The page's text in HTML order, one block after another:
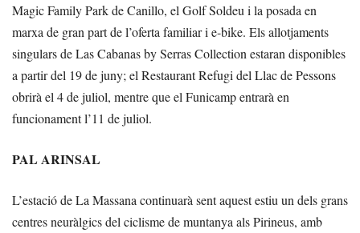
Magic Family Park de Canillo, el Golf Soldeu i la posada en
marxa de gran part de l’oferta familiar i e-bike. Els allotjaments
singulars de Las Cabanas by Serras Collection estaran disponibles
a partir del 19 de juny; el Restaurant Refugi del Llac de Pessons
obrirà el 4 de juliol, mentre que el Funicamp entrarà en
funcionament l’11 de juliol.
PAL ARINSAL
L’estació de La Massana continuarà sent aquest estiu un dels grans
centres neuràlgics del ciclisme de muntanya als Pirineus, amb